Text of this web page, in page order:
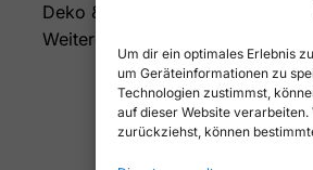
Um dir ein optimales Erlebnis
um Geräteinformationen zu
Technologien zustimmst,
auf dieser Website
zurückziehst, können
Deko & Tortenfiguren
Weitere Kategorien